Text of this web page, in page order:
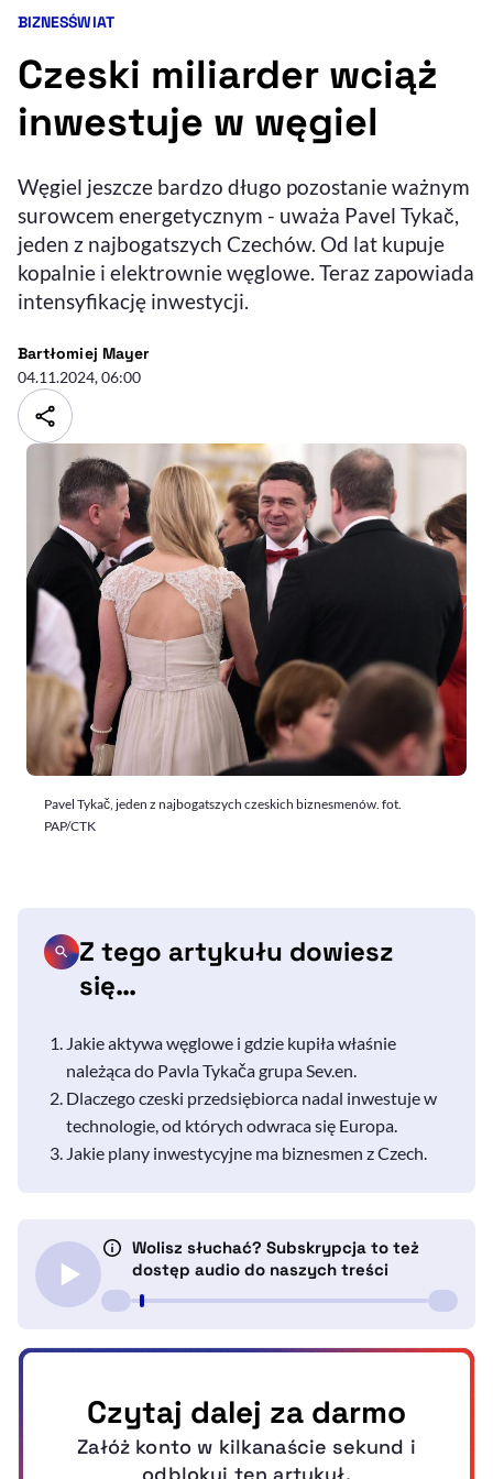
Ułatwienia dostępności wspierają:
Deklaracja dostępności
Kategorie artykułu:
BIZNESŚWIAT
Czeski miliarder wciąż
inwestuje w węgiel
Węgiel jeszcze bardzo długo pozostanie ważnym
surowcem energetycznym - uważa Pavel Tykač,
jeden z najbogatszych Czechów. Od lat kupuje
kopalnie i elektrownie węglowe. Teraz zapowiada
intensyfikację inwestycji.
Bartłomiej Mayer- autor artykułu - profil
04.11.2024, 06:00
Pavel Tykač, jeden z najbogatszych czeskich biznesmenów. fot.
PAP/CTK
Z tego artykułu dowiesz
się…
Jakie aktywa węglowe i gdzie kupiła właśnie
należąca do Pavla Tykača grupa Sev.en.
Dlaczego czeski przedsiębiorca nadal inwestuje w
technologie, od których odwraca się Europa.
Jakie plany inwestycyjne ma biznesmen z Czech.